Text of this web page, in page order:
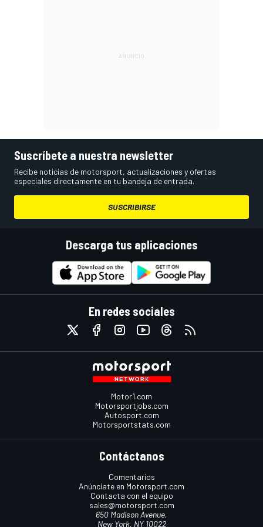
Suscríbete a nuestra newsletter
Recibe noticias de motorsport, actualizaciones y ofertas
especiales directamente en tu bandeja de entrada.
SUSCRIBIRSE
Descarga tus aplicaciones
En redes sociales
Motor1.com
Motorsportjobs.com
Autosport.com
Motorsportstats.com
Contáctanos
Comentarios
Anúnciate en Motorsport.com
Contacta con el equipo
sales@motorsport.com
650 Madison Avenue,
New York, NY 10022